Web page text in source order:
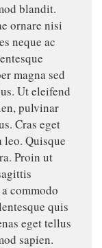
blandit.
ornare nisi
neque ac
magna sed
Ut eleifend
pulvinar
Cras eget
leo. Quisque
Proin ut
commodo
quis
eget tellus
sapien.